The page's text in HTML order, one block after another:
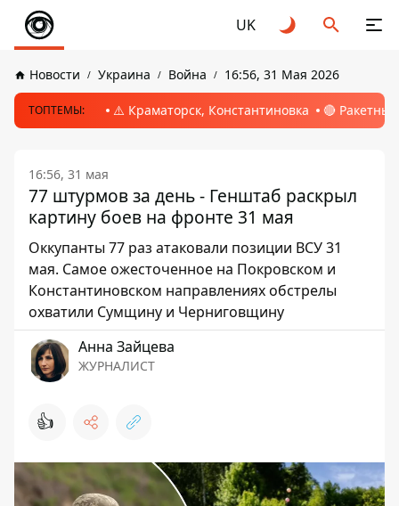
UK
Новости Украина Война 16:56, 31 Мая 2026
ТОПТЕМЫ: ⚠️ Краматорск, Константиновка 🔴
16:56, 31 мая
77 штурмов за день - Генштаб раскрыл
картину боев на фронте 31 мая
Оккупанты 77 раз атаковали позиции ВСУ 31
мая. Самое ожесточенное на Покровском и
Константиновском направлениях обстрелы
охватили Сумщину и Черниговщину
Анна Зайцева
ЖУРНАЛИСТ
👍